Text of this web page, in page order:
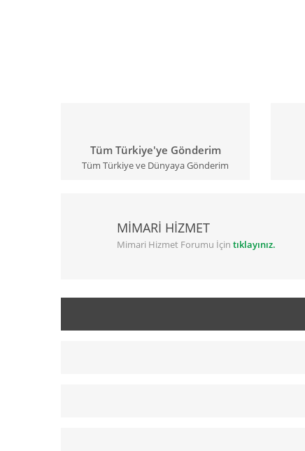
Tüm Türkiye'ye Gönderim
Tüm Türkiye ve Dünyaya Gönderim
MİMARİ HİZMET
Mimari Hizmet Forumu İçin tıklayınız.